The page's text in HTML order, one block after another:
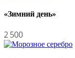
«Зимний день»
2 500